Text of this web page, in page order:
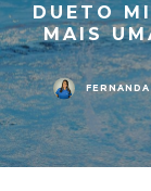
DUETO
MAIS